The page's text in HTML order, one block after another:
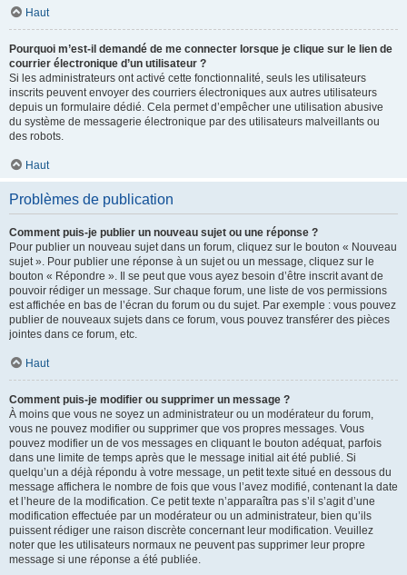
Haut
Pourquoi m’est-il demandé de me connecter lorsque je clique sur le lien de
courrier électronique d’un utilisateur ?
Si les administrateurs ont activé cette fonctionnalité, seuls les utilisateurs
inscrits peuvent envoyer des courriers électroniques aux autres utilisateurs
depuis un formulaire dédié. Cela permet d’empêcher une utilisation abusive
du système de messagerie électronique par des utilisateurs malveillants ou
des robots.
Haut
Problèmes de publication
Comment puis-je publier un nouveau sujet ou une réponse ?
Pour publier un nouveau sujet dans un forum, cliquez sur le bouton « Nouveau
sujet ». Pour publier une réponse à un sujet ou un message, cliquez sur le
bouton « Répondre ». Il se peut que vous ayez besoin d’être inscrit avant de
pouvoir rédiger un message. Sur chaque forum, une liste de vos permissions
est affichée en bas de l’écran du forum ou du sujet. Par exemple : vous pouvez
publier de nouveaux sujets dans ce forum, vous pouvez transférer des pièces
jointes dans ce forum, etc.
Haut
Comment puis-je modifier ou supprimer un message ?
À moins que vous ne soyez un administrateur ou un modérateur du forum,
vous ne pouvez modifier ou supprimer que vos propres messages. Vous
pouvez modifier un de vos messages en cliquant le bouton adéquat, parfois
dans une limite de temps après que le message initial ait été publié. Si
quelqu’un a déjà répondu à votre message, un petit texte situé en dessous du
message affichera le nombre de fois que vous l’avez modifié, contenant la date
et l’heure de la modification. Ce petit texte n’apparaîtra pas s’il s’agit d’une
modification effectuée par un modérateur ou un administrateur, bien qu’ils
puissent rédiger une raison discrète concernant leur modification. Veuillez
noter que les utilisateurs normaux ne peuvent pas supprimer leur propre
message si une réponse a été publiée.